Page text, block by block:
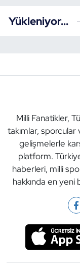
Yükleniyor...
Milli Fanatikler,
takımlar,
gelişmelerle
platform.
haberleri, milli
hakkında en yeni